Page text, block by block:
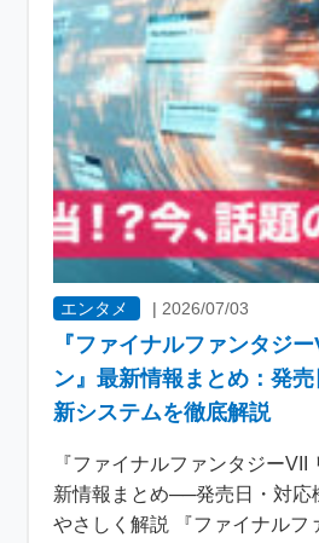
エンタメ |2026/07/03
『ファイナルファンタジ
ン』最新情報まとめ：発売
新システムを徹底解説
『ファイナルファンタジー
新情報まとめ──発売日・対応
やさしく解説 『ファイナルフ